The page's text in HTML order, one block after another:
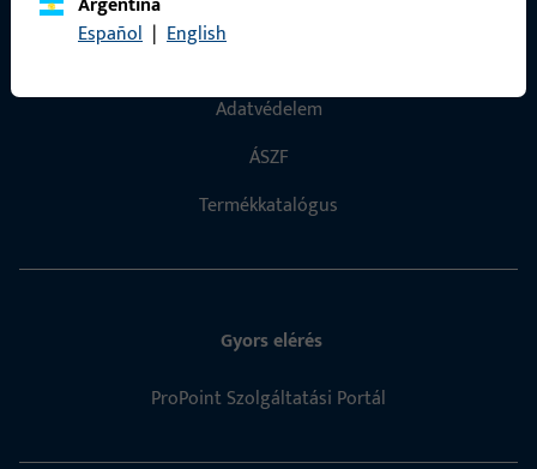
Español | English
Adatvédelem
ÁSZF
Termékkatalógus
Gyors elérés
ProPoint Szolgáltatási Portál